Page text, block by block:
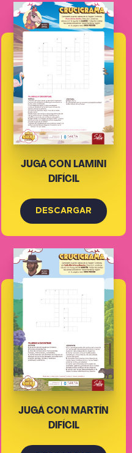
JUGÁ CON LAMINI
DIFÍCIL
DESCARGAR
JUGÁ CON MARTÍN
DIFÍCIL